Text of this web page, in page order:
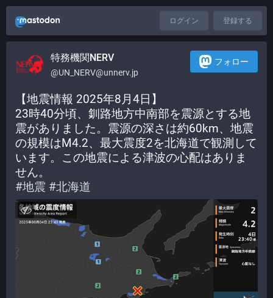
ログイン 登録する
特務機関NERV
@UN_NERV@unnerv.jp
フォロー
【地震情報 2025年8月4日】
23時40分頃、釧路地方中南部を震源とする地
震がありました。震源の深さは約60km、地震
の規模はM4.2、最大震度2を北海道で観測して
います。この地震による津波の心配はありま
せん。
#地震 #北海道